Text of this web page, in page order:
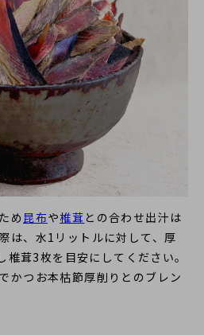
め 昆布や椎茸 との合わせ出汁は
は、水1リットルに対して、厚
茸3枚を目安にしてください。
かつお本枯節厚削りとのブレン